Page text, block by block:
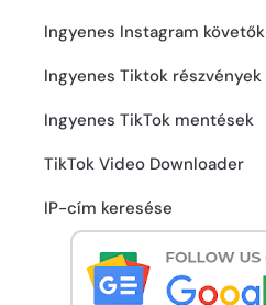
Ingyenes Instagram követők
Ingyenes Tiktok részvények
Ingyenes TikTok mentések
TikTok Video Downloader
IP-cím keresése